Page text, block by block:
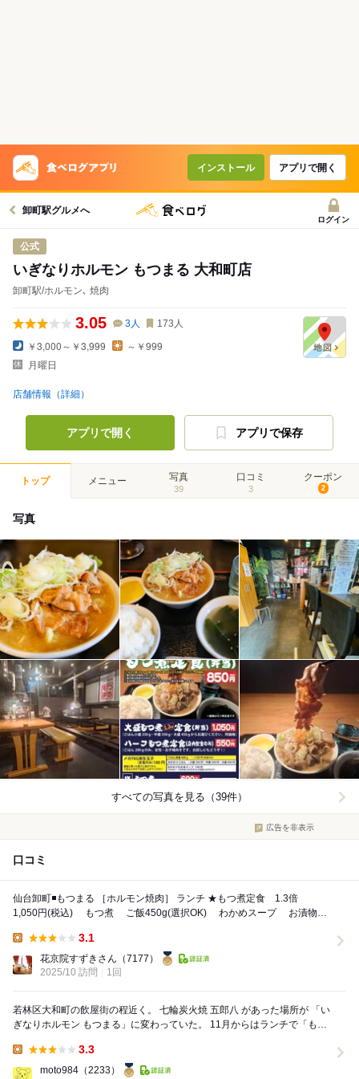
インストール アプリで開く
卸町駅グルメへ
ログイン
公式
いぎなりホルモン もつまる 大和町店
卸町駅/ホルモン､ 焼肉
3.05 3人 173 人
￥3,000～￥3,999
～￥999
月曜日
店舗情報（詳細）
アプリで開く アプリで保存
トップ メニュー 写真
39
口コミ
3
クーポン
2
写真
すべての写真を見る（39件）
広告を非表示
口コミ
仙台卸町◾️もつまる ［ホルモン焼肉］ ランチ ★もつ煮定食 1.3倍
1,050円(税込) もつ煮 ご飯450g(選択OK) わかめスープ お漬物
3.1
花京院すずきさん （7177）
2025/10 訪問
1回
若林区大和町の飲屋街の程近く。 七輪炭火焼 五郎八 があった場所が 「い
ぎなりホルモン もつまる」に変わっていた。 11月からはランチで「もつ
3.3
moto984 （2233）